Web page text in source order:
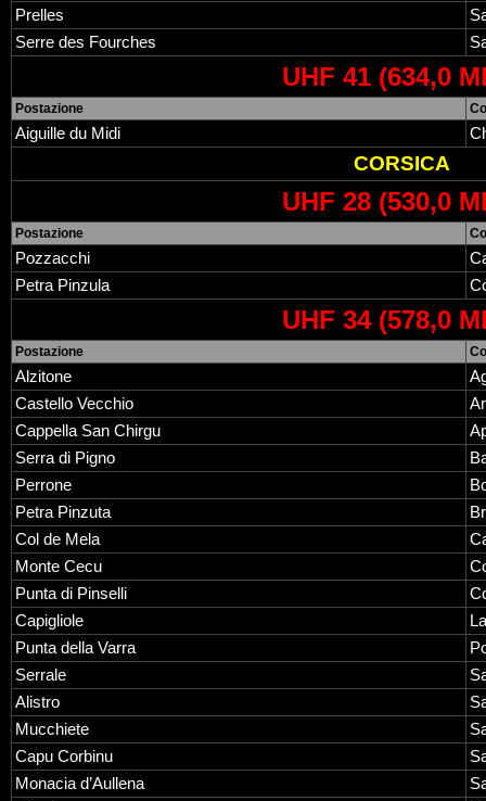
Prelles
Serre des Fourches
UHF 41 (634,0
Postazione
Aiguille du Midi
CORSICA
UHF 28 (530,0
Postazione
Pozzacchi
Petra Pinzula
UHF 34 (578,0
Postazione
Alzitone
Castello Vecchio
Cappella San Chirgu
Serra di Pigno
Perrone
Petra Pinzuta
Col de Mela
Monte Cecu
Punta di Pinselli
Capigliole
Punta della Varra
Serrale
Alistro
Mucchiete
Capu Corbinu
Monacia d’Aullena